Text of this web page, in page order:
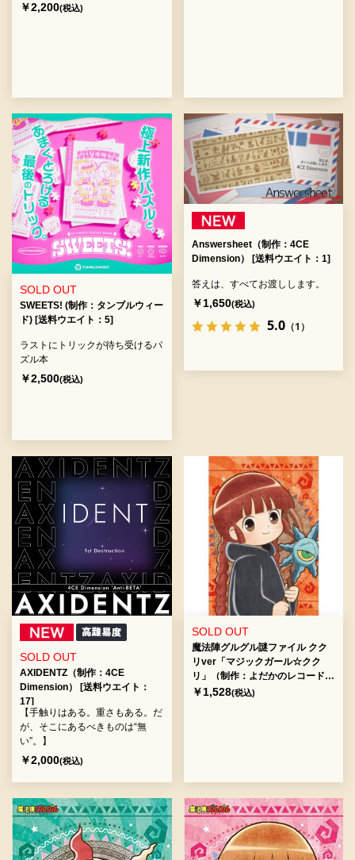
￥2,200(税込)
SOLD OUT
SWEETS! (制作：タンブルウィー
ド) [送料ウエイト：5]
ラストにトリックが待ち受けるパ
ズル本
￥2,500(税込)
Answersheet（制作：4CE
Dimension） [送料ウエイト：1]
答えは、すべてお渡しします。
￥1,650(税込)
5.0（1）
SOLD OUT
AXIDENTZ（制作：4CE
Dimension） [送料ウエイト：
17]
【手触りはある。重さもある。だ
が、そこにあるべきものは“無
い”。】
￥2,000(税込)
SOLD OUT
魔法陣グルグル謎ファイル クク
リver「マジックガール☆クク
リ」（制作：よだかのレコード)
[送料ウエイト：2]
￥1,528(税込)